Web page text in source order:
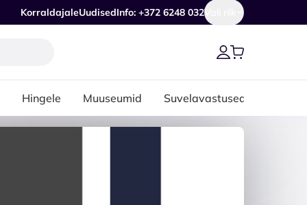
KorraldajaleUudisedInfo: +372 6248 032Vali riik
Hingele Muuseumid Suvelavastused